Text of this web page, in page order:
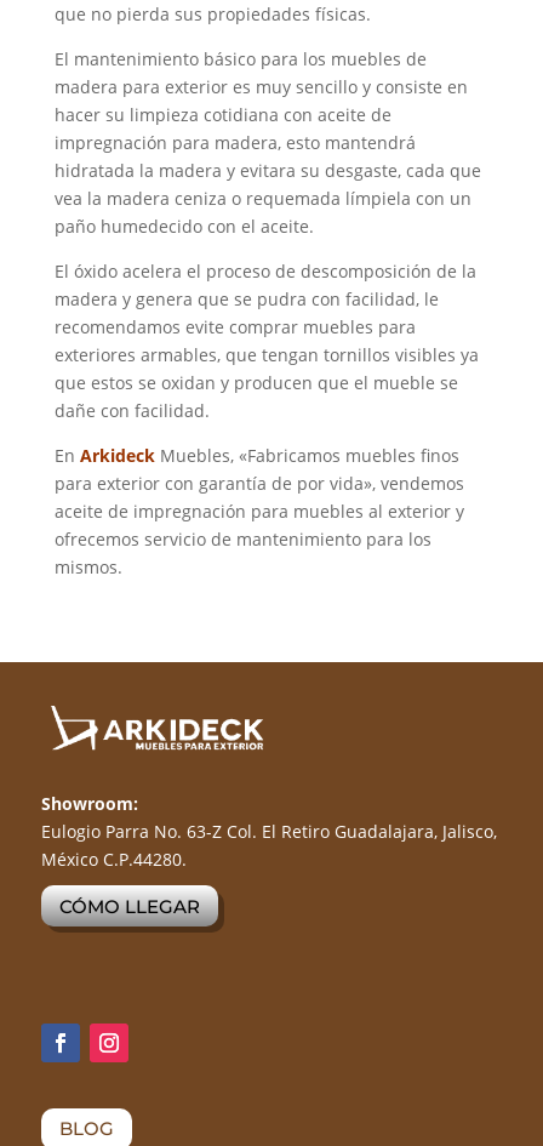
que no pierda sus propiedades físicas.
El mantenimiento básico para los muebles de
madera para exterior es muy sencillo y consiste en
hacer su limpieza cotidiana con aceite de
impregnación para madera, esto mantendrá
hidratada la madera y evitara su desgaste, cada que
vea la madera ceniza o requemada límpiela con un
paño humedecido con el aceite.
El óxido acelera el proceso de descomposición de la
madera y genera que se pudra con facilidad, le
recomendamos evite comprar muebles para
exteriores armables, que tengan tornillos visibles ya
que estos se oxidan y producen que el mueble se
dañe con facilidad.
En ArkideckMuebles, «Fabricamos muebles finos
para exterior con garantía de por vida», vendemos
aceite de impregnación para muebles al exterior y
ofrecemos servicio de mantenimiento para los
mismos.
Showroom:
Eulogio Parra No. 63-Z Col. El Retiro Guadalajara, Jalisco,
México C.P.44280.
CÓMO LLEGAR
BLOG